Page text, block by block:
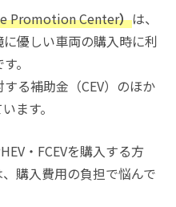
Promotion Center）は、
に優しい車両の購入時に利
。
る補助金（CEV）のほか
ます。
・FCEVを購入する方
購入費用の負担で悩んで